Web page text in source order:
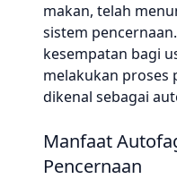
makan, telah
sistem
kesempatan bagi
melakukan proses
dikenal sebagai
Manfaat
Pencernaan